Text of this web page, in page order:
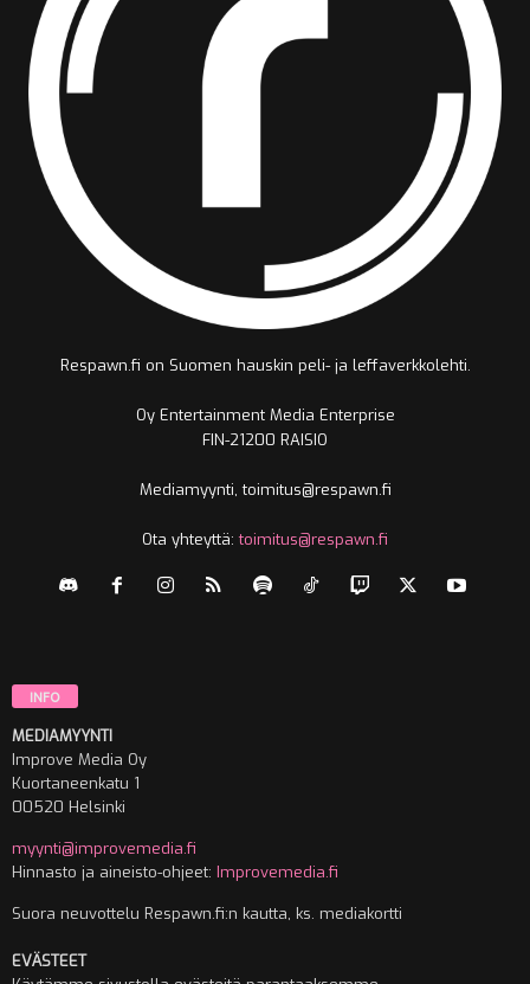
Respawn.fi on Suomen hauskin peli- ja leffaverkkolehti.
Oy Entertainment Media Enterprise
FIN-21200 RAISIO
Mediamyynti, toimitus@respawn.fi
Ota yhteyttä:toimitus@respawn.fi
INFO
MEDIAMYYNTI
Improve Media Oy
Kuortaneenkatu 1
00520 Helsinki
myynti@improvemedia.fi
Hinnasto ja aineisto-ohjeet: Improvemedia.fi
Suora neuvottelu Respawn.fi:n kautta, ks. mediakortti
EVÄSTEET